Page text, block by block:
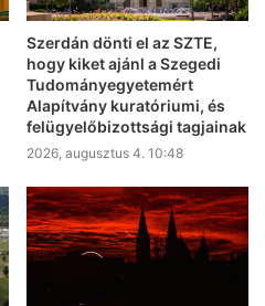
Szerdán dönti el az SZTE,
hogy kiket ajánl a Szegedi
Tudományegyetemért
Alapítvány kuratóriumi, és
felügyelőbizottsági tagjainak
2026, augusztus 4. 10:48